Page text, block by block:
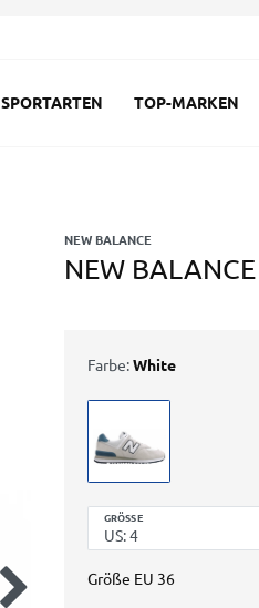
SPORTARTEN TOP-MARKEN
NEW BALANCE
NEW
GRÖSSE
Farbe:White
Größe EU 36